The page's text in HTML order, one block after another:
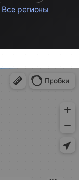
Все регионы